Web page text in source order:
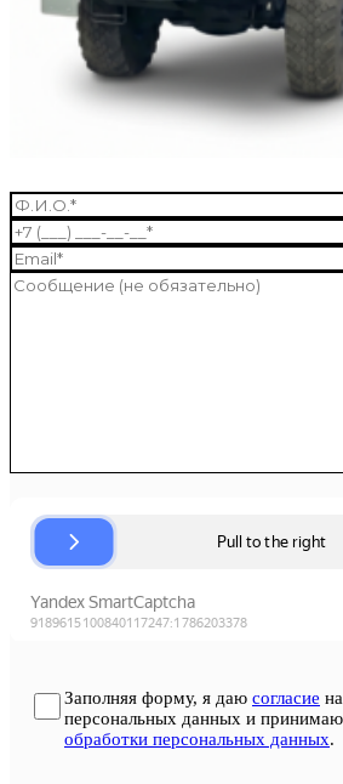
Заполняя форму, я даю согласие
персональных данных и
обработки персональных данных.